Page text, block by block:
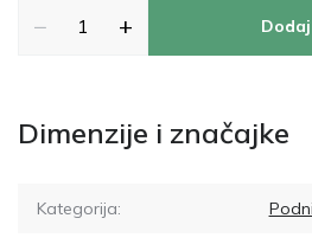
− +
Dimenzije i značajke
Kategorija: